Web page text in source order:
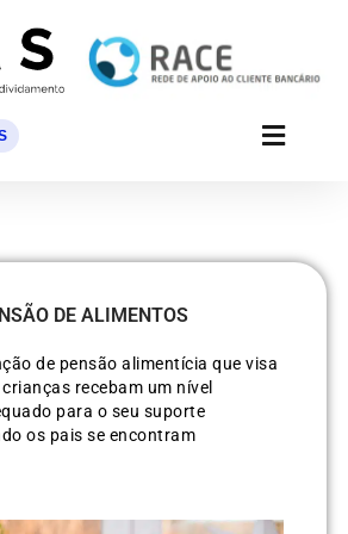
DE ALIMENTOS
de pensão alimentícia que visa
recebam um nível
para o seu suporte
os pais se encontram